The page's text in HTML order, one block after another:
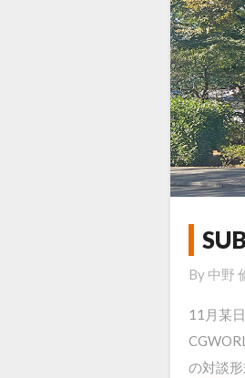
&
SPCR
Joint
SUBARU
事
業
所
By 中野
11月某
の対談